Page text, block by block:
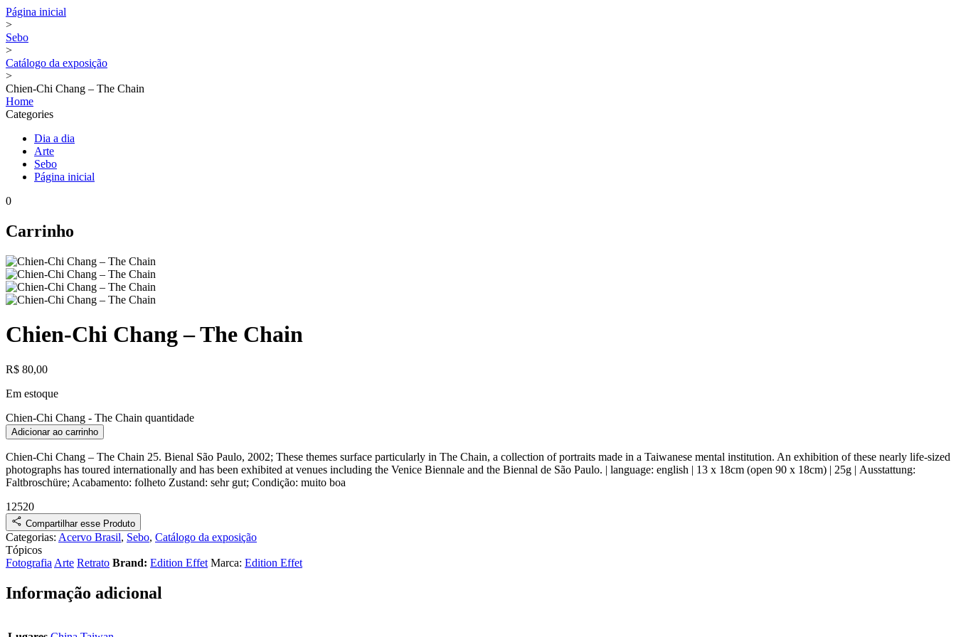
Página inicial
>
Sebo
>
Catálogo da exposição
>
Chien-Chi Chang – The Chain
Home
Categories
Dia a dia
Arte
Sebo
Página inicial
0
Carrinho
Chien-Chi Chang – The Chain
R$ 80,00
Em estoque
Chien-Chi Chang - The Chain quantidade
Adicionar ao carrinho
Chien-Chi Chang – The Chain 25. Bienal São Paulo, 2002; These themes surface particularly in The Chain, a collection of portraits made in a Taiwanese mental institution. An exhibition of these nearly life-sized
photographs has toured internationally and has been exhibited at venues including the Venice Biennale and the Biennal de São Paulo. | language: english | 13 x 18cm (open 90 x 18cm) | 25g | Ausstattung:
Faltbroschüre; Acabamento: folheto Zustand: sehr gut; Condição: muito boa
12520
Compartilhar esse Produto
Categorias: Acervo Brasil, Sebo, Catálogo da exposição
Tópicos
Fotografia Arte Retrato Brand: Edition Effet Marca: Edition Effet
Informação adicional